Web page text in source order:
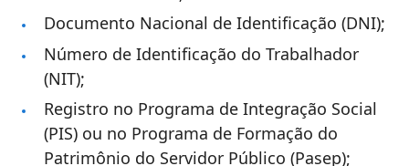
Documento Nacional de Identificação (DNI);
Número de Identificação do Trabalhador
(NIT);
Registro no Programa de Integração Social
(PIS) ou no Programa de Formação do
Patrimônio do Servidor Público (Pasep);